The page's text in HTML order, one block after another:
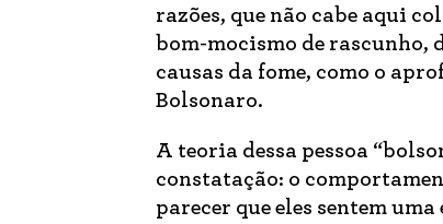
razões, que não cabe aqui
bom-mocismo de rascunho,
causas da fome, como o
Bolsonaro.
A teoria dessa pessoa
constatação: o
parecer que eles sentem